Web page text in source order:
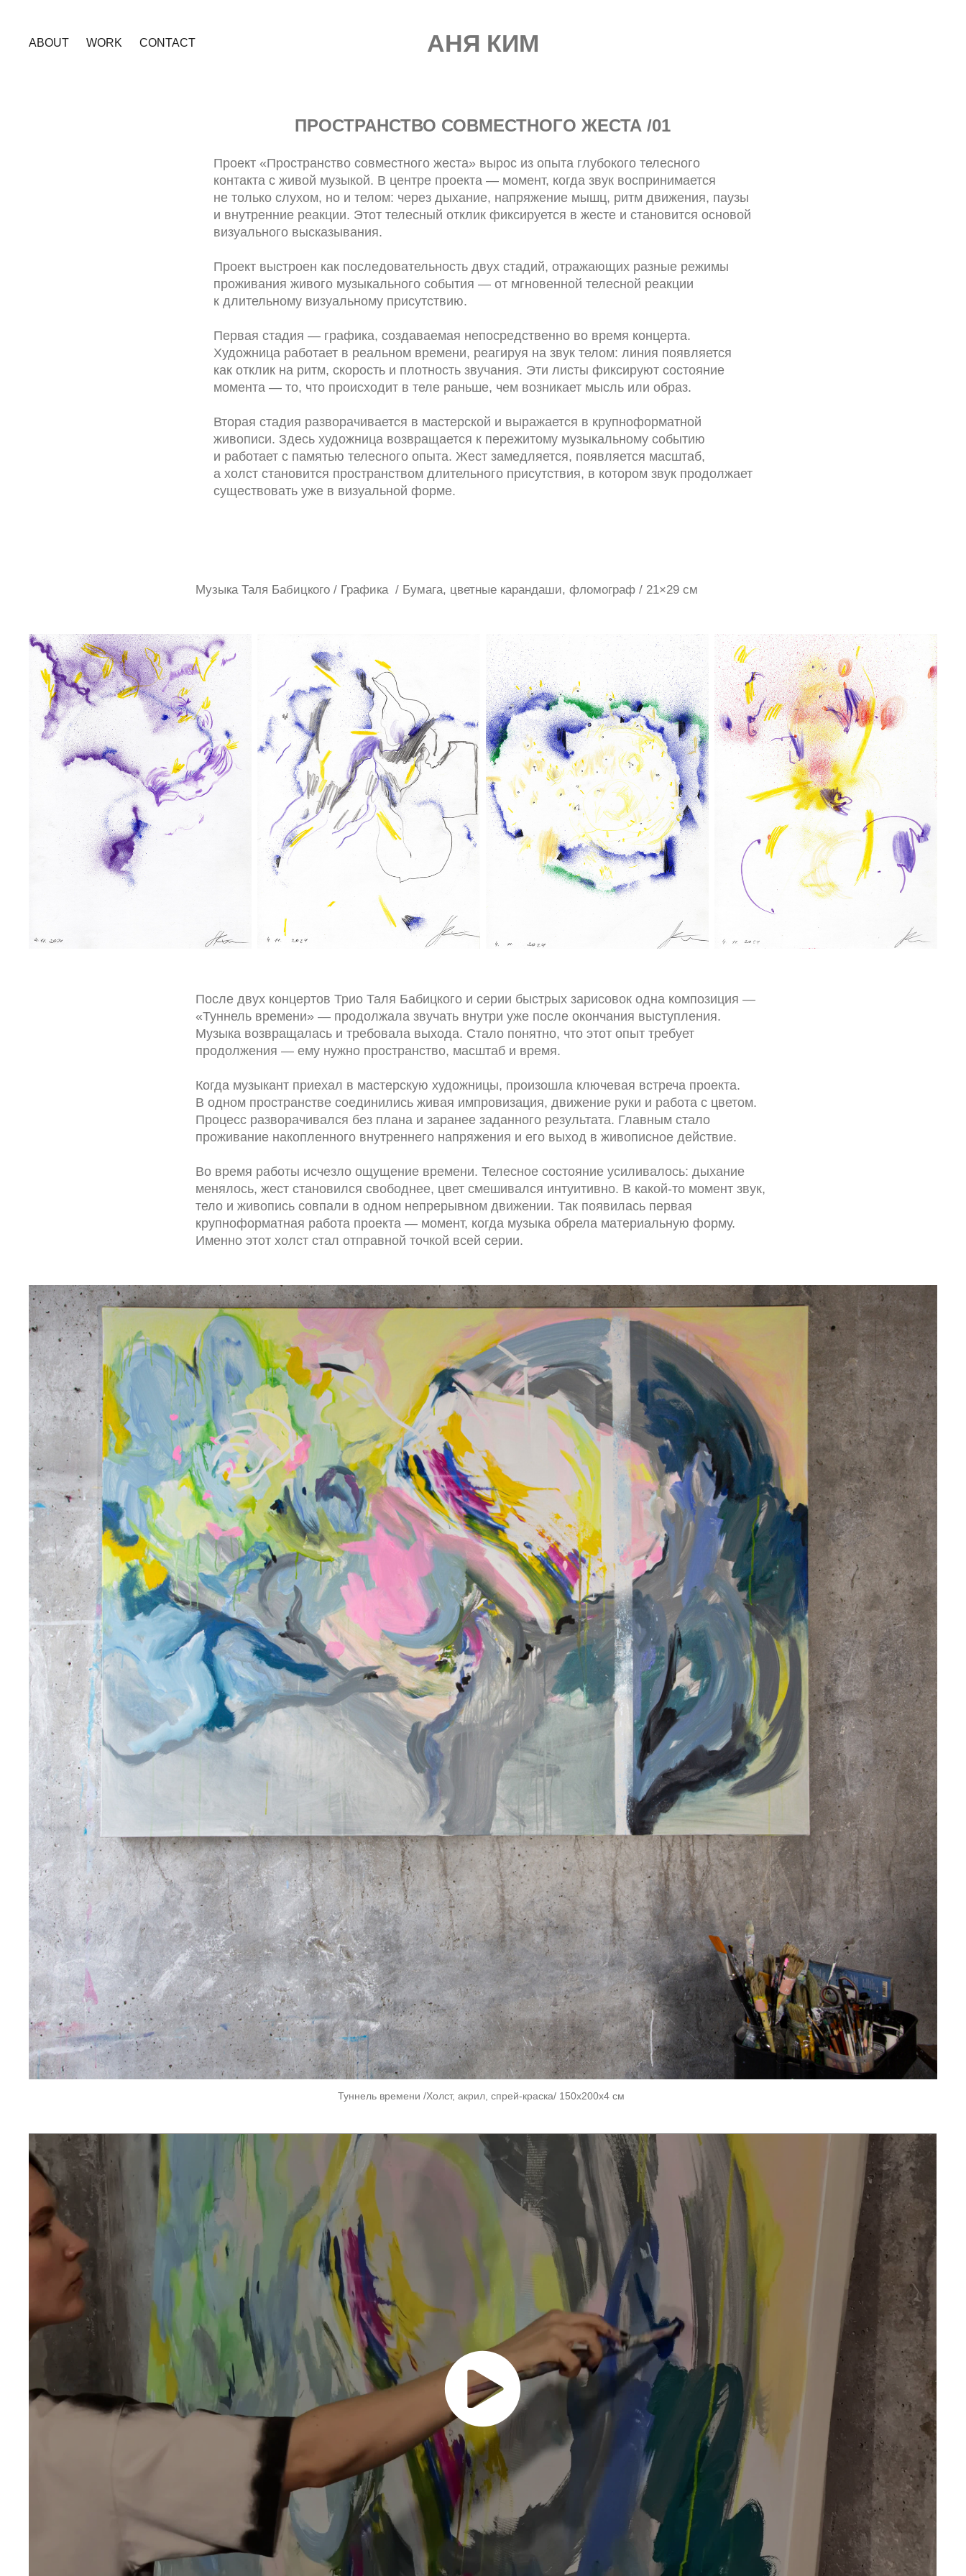
ABOUT WORK CONTACT АНЯ КИМ
ПРОСТРАНСТВО СОВМЕСТНОГО ЖЕСТА /01
Проект «Пространство совместного жеста» вырос из опыта глубокого телесного
контакта с живой музыкой. В центре проекта — момент, когда звук воспринимается
не только слухом, но и телом: через дыхание, напряжение мышц, ритм движения, паузы
и внутренние реакции. Этот телесный отклик фиксируется в жесте и становится основой
визуального высказывания.
Проект выстроен как последовательность двух стадий, отражающих разные режимы
проживания живого музыкального события — от мгновенной телесной реакции
к длительному визуальному присутствию.
Первая стадия — графика, создаваемая непосредственно во время концерта.
Художница работает в реальном времени, реагируя на звук телом: линия появляется
как отклик на ритм, скорость и плотность звучания. Эти листы фиксируют состояние
момента — то, что происходит в теле раньше, чем возникает мысль или образ.
Вторая стадия разворачивается в мастерской и выражается в крупноформатной
живописи. Здесь художница возвращается к пережитому музыкальному событию
и работает с памятью телесного опыта. Жест замедляется, появляется масштаб,
а холст становится пространством длительного присутствия, в котором звук продолжает
существовать уже в визуальной форме.
Музыка Таля Бабицкого / Графика / Бумага, цветные карандаши, фломограф / 21×29 см
После двух концертов Трио Таля Бабицкого и серии быстрых зарисовок одна композиция —
«Туннель времени» — продолжала звучать внутри уже после окончания выступления.
Музыка возвращалась и требовала выхода. Стало понятно, что этот опыт требует
продолжения — ему нужно пространство, масштаб и время.
Когда музыкант приехал в мастерскую художницы, произошла ключевая встреча проекта.
В одном пространстве соединились живая импровизация, движение руки и работа с цветом.
Процесс разворачивался без плана и заранее заданного результата. Главным стало
проживание накопленного внутреннего напряжения и его выход в живописное действие.
Во время работы исчезло ощущение времени. Телесное состояние усиливалось: дыхание
менялось, жест становился свободнее, цвет смешивался интуитивно. В какой-то момент звук,
тело и живопись совпали в одном непрерывном движении. Так появилась первая
крупноформатная работа проекта — момент, когда музыка обрела материальную форму.
Именно этот холст стал отправной точкой всей серии.
Туннель времени /Холст, акрил, спрей-краска/ 150х200х4 см ​​​​​​​